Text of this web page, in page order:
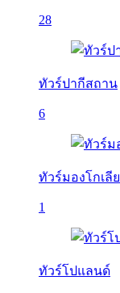
28
ทัวร์ปากีสถาน
6
ทัวร์มองโกเลีย
1
ทัวร์โปแลนด์